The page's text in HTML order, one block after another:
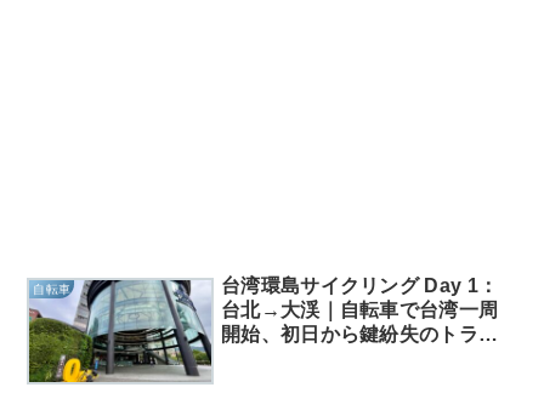
自転車
台湾環島サイクリング Day 1：
台北→大渓｜自転車で台湾一周
開始、初日から鍵紛失のトラブ